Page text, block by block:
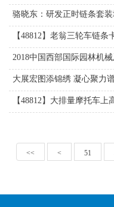
骆晓东：研发正时链条套
【48812】老翁三轮车链
境
2018中国西部国际园林机
大展宏图添锦绣 凝心聚力
之路
【48812】大排量摩托车上
<< < 51